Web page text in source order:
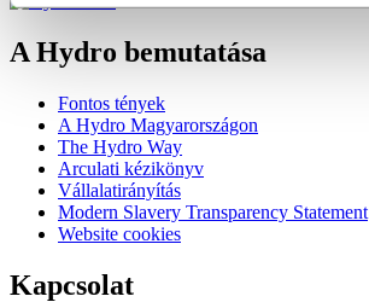
A Hydro bemutatása
Fontos tények
A Hydro Magyarországon
The Hydro Way
Arculati kézikönyv
Vállalatirányítás
Modern Slavery Transparency Statement
Website cookies
Kapcsolat